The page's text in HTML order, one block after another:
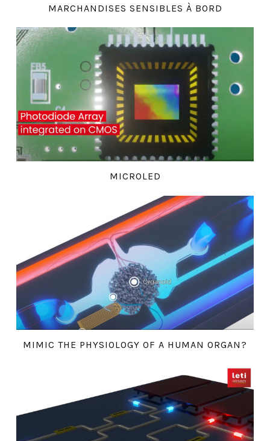
MARCHANDISES SENSIBLES À BORD
MICROLED
MIMIC THE PHYSIOLOGY OF A HUMAN ORGAN?